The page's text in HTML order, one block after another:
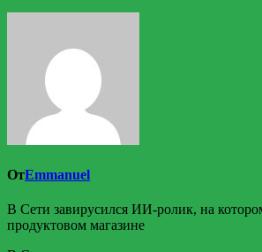
ОтEmmanuel
В Сети завирусился ИИ-ролик, на
продуктовом магазине